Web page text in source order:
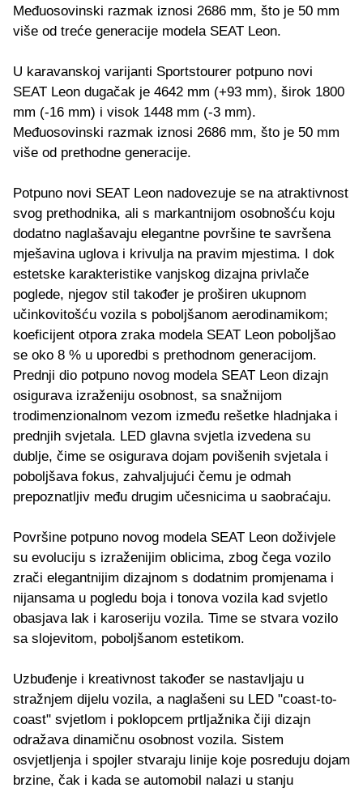
Međuosovinski razmak iznosi 2686 mm, što je 50 mm
više od treće generacije modela SEAT Leon.
U karavanskoj varijanti Sportstourer potpuno novi
SEAT Leon dugačak je 4642 mm (+93 mm), širok 1800
mm (-16 mm) i visok 1448 mm (-3 mm).
Međuosovinski razmak iznosi 2686 mm, što je 50 mm
više od prethodne generacije.
Potpuno novi SEAT Leon nadovezuje se na atraktivnost
svog prethodnika, ali s markantnijom osobnošću koju
dodatno naglašavaju elegantne površine te savršena
mješavina uglova i krivulja na pravim mjestima. I dok
estetske karakteristike vanjskog dizajna privlače
poglede, njegov stil također je proširen ukupnom
učinkovitošću vozila s poboljšanom aerodinamikom;
koeficijent otpora zraka modela SEAT Leon poboljšao
se oko 8 % u uporedbi s prethodnom generacijom.
Prednji dio potpuno novog modela SEAT Leon dizajn
osigurava izraženiju osobnost, sa snažnijom
trodimenzionalnom vezom između rešetke hladnjaka i
prednjih svjetala. LED glavna svjetla izvedena su
dublje, čime se osigurava dojam povišenih svjetala i
poboljšava fokus, zahvaljujući čemu je odmah
prepoznatljiv među drugim učesnicima u saobraćaju.
Površine potpuno novog modela SEAT Leon doživjele
su evoluciju s izraženijim oblicima, zbog čega vozilo
zrači elegantnijim dizajnom s dodatnim promjenama i
nijansama u pogledu boja i tonova vozila kad svjetlo
obasjava lak i karoseriju vozila. Time se stvara vozilo
sa slojevitom, poboljšanom estetikom.
Uzbuđenje i kreativnost također se nastavljaju u
stražnjem dijelu vozila, a naglašeni su LED "coast-to-
coast" svjetlom i poklopcem prtljažnika čiji dizajn
odražava dinamičnu osobnost vozila. Sistem
osvjetljenja i spojler stvaraju linije koje posreduju dojam
brzine, čak i kada se automobil nalazi u stanju